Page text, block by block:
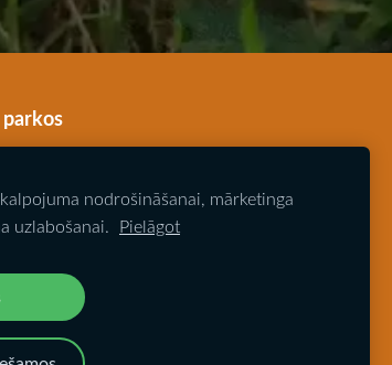
Tanzānijas apmeklējumam
Ričarda Krūzes fotogrāfijas.
nodrošināšanai, mārketinga
uzlabošanai. Pielāgot